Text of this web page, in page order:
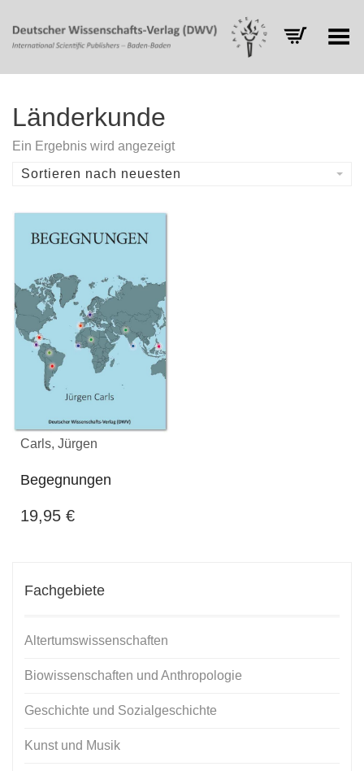
Toggle Menu
Länderkunde
Ein Ergebnis wird angezeigt
Sortieren nach neuesten
Carls, Jürgen
Begegnungen
19,95 €
Fachgebiete
Altertumswissenschaften
Biowissenschaften und Anthropologie
Geschichte und Sozialgeschichte
Kunst und Musik